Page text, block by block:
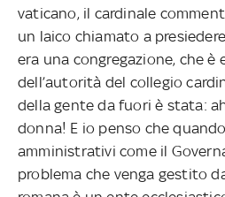
vaticano, il cardinale
un laico chiamato a
era una congregazione, che è
dell’autorità del collegio
della gente da fuori è stata:
donna! E io penso che
amministrativi come il
problema che venga gestito